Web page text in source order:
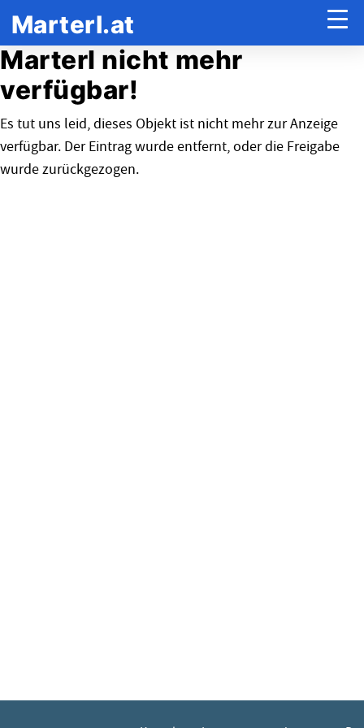
Marterl.at
Marterl nicht mehr
verfügbar!
Es tut uns leid, dieses Objekt ist nicht mehr zur Anzeige
verfügbar. Der Eintrag wurde entfernt, oder die Freigabe
wurde zurückgezogen.